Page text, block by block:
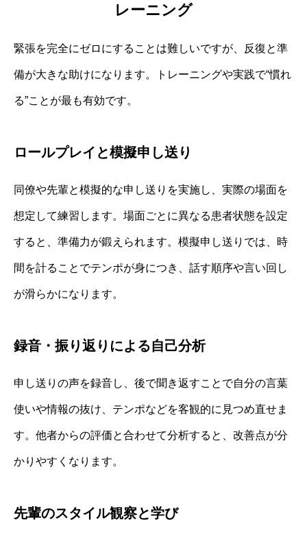
レーニング
緊張を完全にゼロにすることは難しいですが、反復と準
備が大きな助けになります。トレーニングや実践で“慣れ
る”ことが最も有効です。
ロールプレイと模擬申し送り
同僚や先輩と模擬的な申し送りを実施し、実際の場面を
想定して練習します。場面ごとに異なる患者状態を設定
すると、準備力が鍛えられます。模擬申し送りでは、時
間を計ることでテンポが身につき、話す順序や言い回し
が滑らかになります。
録音・振り返りによる自己分析
申し送りの声を録音し、後で聞き返すことで自分の言葉
使いや情報の抜け、テンポなどを客観的に見つめ直せま
す。他者からの評価と合わせて分析すると、改善点が分
かりやすくなります。
先輩のスタイル観察と学び